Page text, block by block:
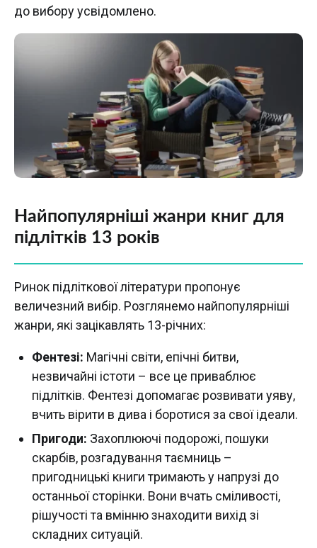
до вибору усвідомлено.
Найпопулярніші жанри книг для
підлітків 13 років
Ринок підліткової літератури пропонує
величезний вибір. Розглянемо найпопулярніші
жанри, які зацікавлять 13-річних:
Фентезі: Магічні світи, епічні битви,
незвичайні істоти – все це приваблює
підлітків. Фентезі допомагає розвивати уяву,
вчить вірити в дива і боротися за свої ідеали.
Пригоди: Захоплюючі подорожі, пошуки
скарбів, розгадування таємниць –
пригодницькі книги тримають у напрузі до
останньої сторінки. Вони вчать сміливості,
рішучості та вмінню знаходити вихід зі
складних ситуацій.